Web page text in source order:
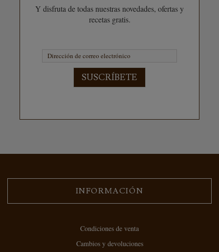
Y disfruta de todas nuestras novedades, ofertas y
recetas gratis.
SUSCRÍBETE
INFORMACIÓN
Condiciones de venta
Cambios y devoluciones